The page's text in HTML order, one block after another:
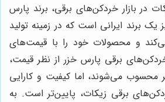
در بازار خردکن‌های برقی، برند پارس
برند ایرانی است که در زمینه تولید
و محصولات خود را با قیمت‌های
برقی پارس خزر از نظر قیمت،
محسوب می‌شوند، اما کیفیت و کارایی
برقی زیکات، پایین‌تر است. به